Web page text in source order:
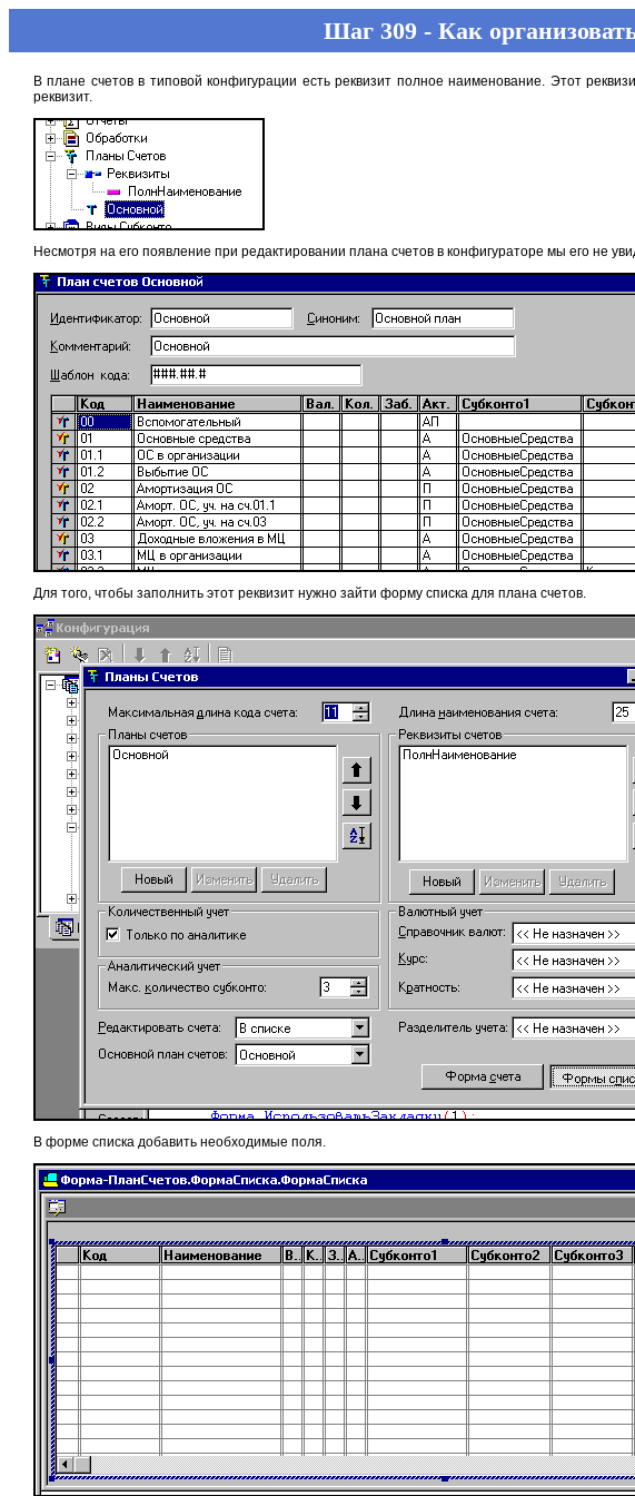
Шаг 309 - Как
В плане счетов в типовой конфигурации есть реквизит полное наименование. Этот
реквизит.
Несмотря на его появление при редактировании плана счетов в конфигураторе мы его не
Для того, чтобы заполнить этот реквизит нужно зайти форму списка для плана счетов.
В форме списка добавить необходимые поля.